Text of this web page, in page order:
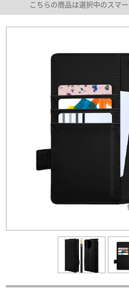
こちらの商品は選択中のスマ